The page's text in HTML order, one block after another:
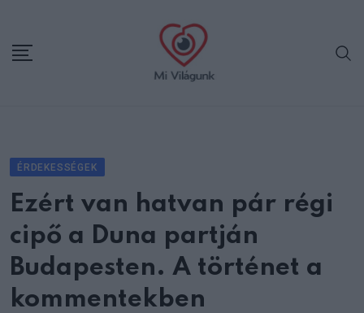
content
ÉRDEKESSÉGEK
Ezért van hatvan pár régi
cipő a Duna partján
Budapesten. A történet a
kommentekben